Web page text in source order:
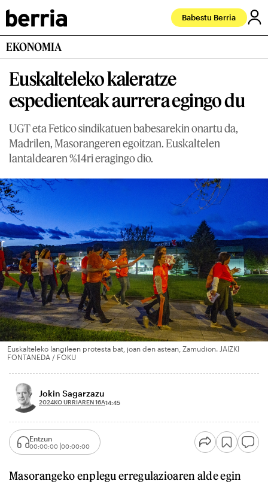
Babestu Berria
EKONOMIA
Euskalteleko kaleratze
espedienteak aurrera egingo du
UGT eta Fetico sindikatuen babesarekin onartu da,
Madrilen, Masorangeren egoitzan. Euskaltelen
lantaldearen %14ri eragingo dio.
Euskalteleko langileen protesta bat, joan den astean, Zamudion. JAIZKI
FONTANEDA / FOKU
Jokin Sagarzazu
2024KO URRIAREN 16A14:45
Entzun
00:00:00 00:00:00
Masorangeko enplegu erregulazioaren alde egin